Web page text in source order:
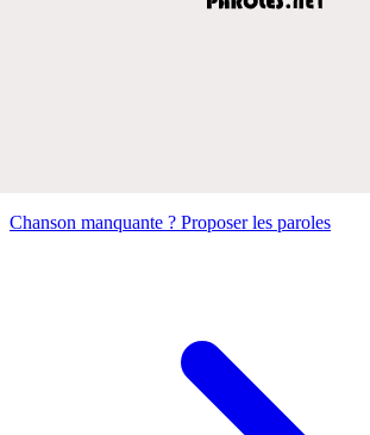
Chanson manquante ? Proposer les paroles